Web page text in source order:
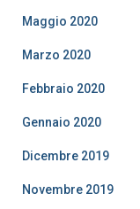
Maggio 2020
Marzo 2020
Febbraio 2020
Gennaio 2020
Dicembre 2019
Novembre 2019